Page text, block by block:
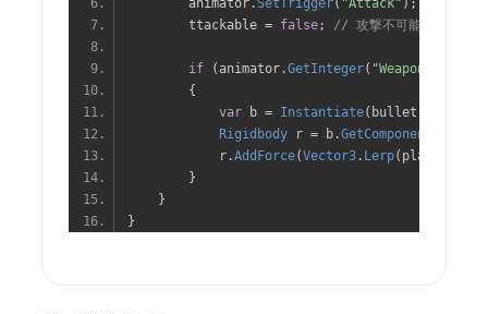
        animator
. SetTrigger( "Attack" );
        ttackable
= false; // 攻撃不可能にする
if ( animator .GetInteger( "Weapon"
{
var b = Instantiate( bullet
Rigidbody r = b .GetComponent
            r
.AddForce(Vector3 . Lerp( player
}
}
}